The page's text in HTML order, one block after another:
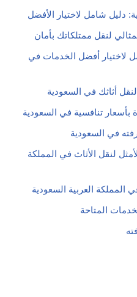
شامل لاختيار الأفضل
لنقل ممتلكاتك بأمان
لاختيار أفضل الخدمات في
أثاثك في السعودية
بأسعار تنافسية في السعودية
في السعودية
لنقل الأثاث في المملكة
العربية السعودية
المتاحة